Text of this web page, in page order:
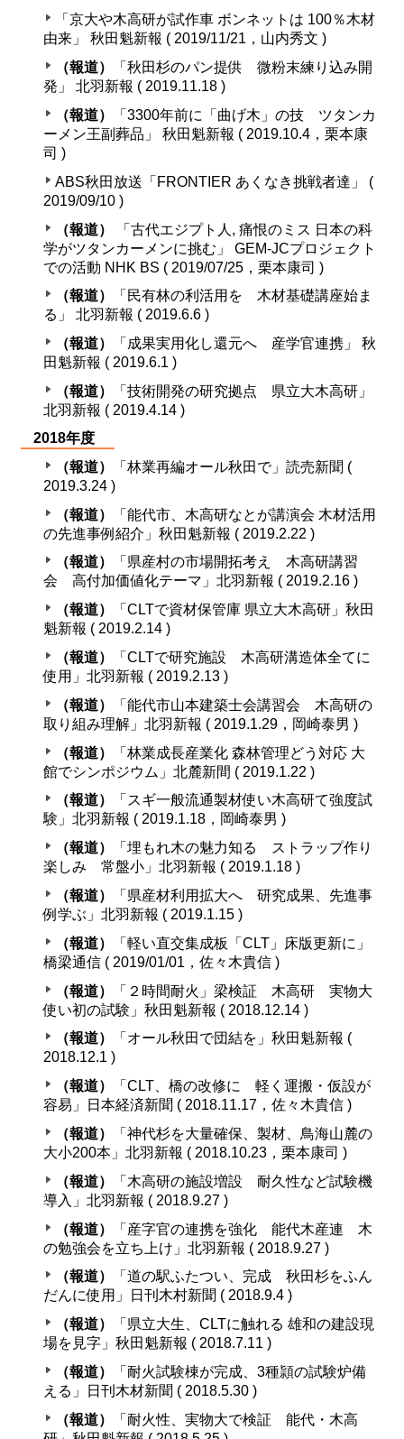
「京大や木高研が試作車 ボンネットは 100％木材
由来」 秋田魁新報 ( 2019/11/21，山内秀文 )
（報道）
「秋田杉のパン提供 微粉末練り込み開
発」 北羽新報 ( 2019.11.18 )
（報道）
「3300年前に「曲げ木」の技 ツタンカ
ーメン王副葬品」 秋田魁新報 ( 2019.10.4，栗本康
司 )
ABS秋田放送「FRONTIER あくなき挑戦者達」 (
2019/09/10 )
（報道）
「古代エジプト人, 痛恨のミス 日本の科
学がツタンカーメンに挑む」 GEM-JCプロジェクト
での活動 NHK BS ( 2019/07/25，栗本康司 )
（報道）
「民有林の利活用を 木材基礎講座始ま
る」 北羽新報 ( 2019.6.6 )
（報道）
「成果実用化し還元へ 産学官連携」 秋
田魁新報 ( 2019.6.1 )
（報道）
「技術開発の研究拠点 県立大木高研」
北羽新報 ( 2019.4.14 )
2018年度
（報道）
「林業再編オール秋田で」読売新聞 (
2019.3.24 )
（報道）
「能代市、木高研なとが講演会 木材活用
の先進事例紹介」秋田魁新報 ( 2019.2.22 )
（報道）
「県産村の市場開拓考え 木高研講習
会 高付加価値化テーマ」北羽新報 ( 2019.2.16 )
（報道）
「CLTで資材保管庫 県立大木高研」秋田
魁新報 ( 2019.2.14 )
（報道）
「CLTで研究施設 木高研溝造体全てに
使用」北羽新報 ( 2019.2.13 )
（報道）
「能代市山本建築士会講習会 木高研の
取り組み理解」北羽新報 ( 2019.1.29，岡崎泰男 )
（報道）
「林業成長産業化 森林管理どう対応 大
館でシンポジウム」北麓新間 ( 2019.1.22 )
（報道）
「スギ一般流通製材使い木高研て強度試
験」北羽新報 ( 2019.1.18，岡崎泰男 )
（報道）
「埋もれ木の魅力知る ストラップ作り
楽しみ 常盤小」北羽新報 ( 2019.1.18 )
（報道）
「県産材利用拡大へ 研究成果、先進事
例学ぶ」北羽新報 ( 2019.1.15 )
（報道）
「軽い直交集成板「CLT」床版更新に」
橋梁通信 ( 2019/01/01，佐々木貴信 )
（報道）
「２時間耐火」梁検証 木高研 実物大
使い初の試験」秋田魁新報 ( 2018.12.14 )
（報道）
「オール秋田で団結を」秋田魁新報 (
2018.12.1 )
（報道）
「CLT、橋の改修に 軽く運搬・仮設が
容易」日本経済新聞 ( 2018.11.17，佐々木貴信 )
（報道）
「神代杉を大量確保、製材、鳥海山麓の
大小200本」北羽新報 ( 2018.10.23，栗本康司 )
（報道）
「木高研の施設増設 耐久性など試験機
導入」北羽新報 ( 2018.9.27 )
（報道）
「産字官の連携を強化 能代木産連 木
の勉強会を立ち上け」北羽新報 ( 2018.9.27 )
（報道）
「道の駅ふたつい、完成 秋田杉をふん
だんに使用」日刊木村新聞 ( 2018.9.4 )
（報道）
「県立大生、CLTに触れる 雄和の建設現
場を見字」秋田魁新報 ( 2018.7.11 )
（報道）
「耐火試験棟が完成、3種頴の試験炉備
える」日刊木材新聞 ( 2018.5.30 )
（報道）
「耐火性、実物大で検証 能代・木高